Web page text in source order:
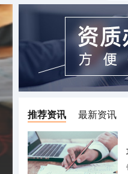
推荐资讯 最新资讯